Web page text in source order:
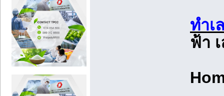
ทำเ
ฟ้า